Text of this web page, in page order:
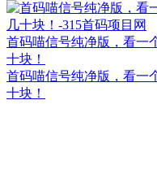
首码喵信号纯净版，看一
十块！
首码喵信号纯净版，看一
十块！